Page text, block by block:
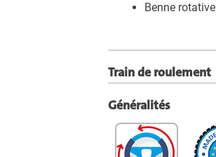
Benne rotative
Train de roulement
Généralités